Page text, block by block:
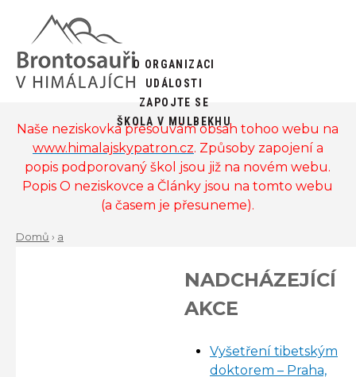
navigation
Naše neziskovka přesouvám obsah tohoo webu na
www.himalajskypatron.cz. Způsoby zapojení a
popis podporovaný škol jsou již na novém webu.
Popis O neziskovce a Články jsou na tomto webu
(a časem je přesuneme).
Domů › a
NADCHÁZEJÍCÍ
AKCE
Vyšetření tibetským
doktorem – Praha,
Back
to
MAIN
O ORGANIZACI
UDÁLOSTI
ZAPOJTE SE
ŠKOLA V MULBEKHU